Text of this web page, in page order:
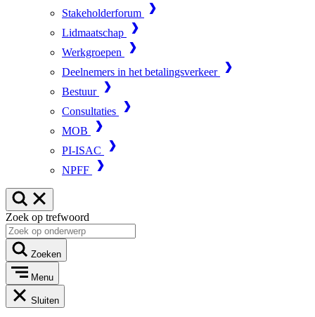
Stakeholderforum
Lidmaatschap
Werkgroepen
Deelnemers in het betalingsverkeer
Bestuur
Consultaties
MOB
PI-ISAC
NPFF
Zoek op trefwoord
Zoeken
Menu
Sluiten